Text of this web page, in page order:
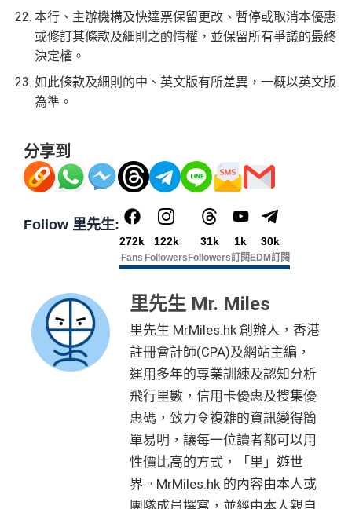
本行、主辦機構及快達票保留更改、暫停或取消本優惠
或修訂其條款及細則之酌情權，並保留所有爭議的最終
決定權。
如此條款及細則的中、英文版有所差異，一概以英文版
為準。
分享到
Follow 里先生:
272k
Fans
122k
Followers
31k
Followers
1k
訂閱
30k
EDM訂閱
里先生 Mr. Miles
里先生 MrMiles.hk 創辦人，香港
註冊會計師(CPA)及網站主編，
運用多年的專業訓練及認知分析
飛行里數，信用卡優惠及搜集優
惠碼，致力令複雜的資訊變得簡
單易明，讓每一位讀者都可以用
性價比高的方式，「里」遊世
界。MrMiles.hk 的內容由本人或